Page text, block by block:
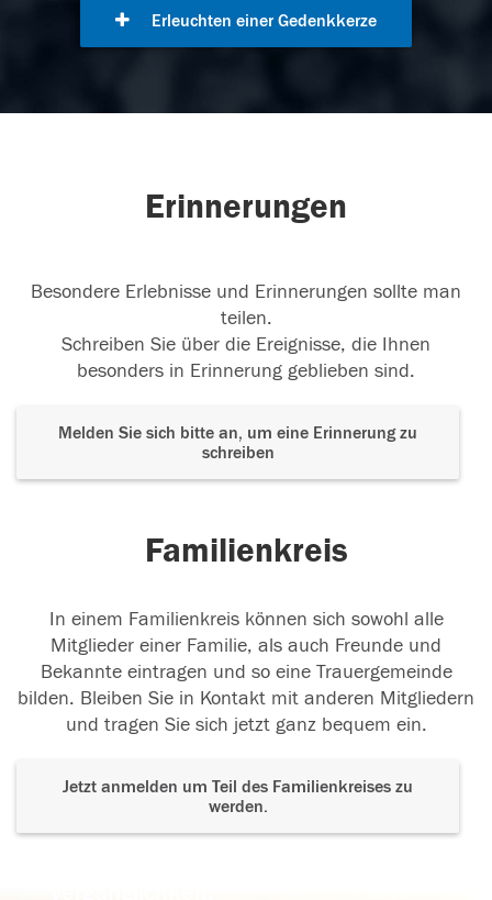
Erleuchten einer Gedenkkerze
Erinnerungen
Besondere Erlebnisse und Erinnerungen sollte man
teilen.
Schreiben Sie über die Ereignisse, die Ihnen
besonders in Erinnerung geblieben sind.
Melden Sie sich bitte an, um eine Erinnerung zu
schreiben
Familienkreis
In einem Familienkreis können sich sowohl alle
Mitglieder einer Familie, als auch Freunde und
Bekannte eintragen und so eine Trauergemeinde
bilden. Bleiben Sie in Kontakt mit anderen Mitgliedern
und tragen Sie sich jetzt ganz bequem ein.
Jetzt anmelden um Teil des Familienkreises zu
werden.